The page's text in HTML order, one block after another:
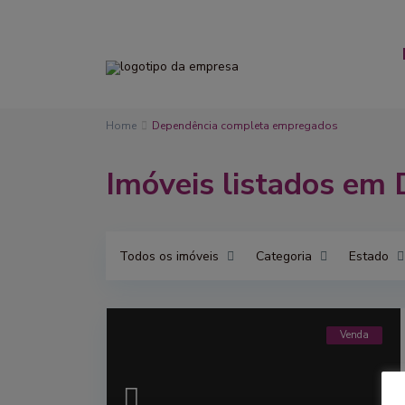
Home Dependência completa empregados
Imóveis listados em
Todos os imóveis Categoria Estado
Venda